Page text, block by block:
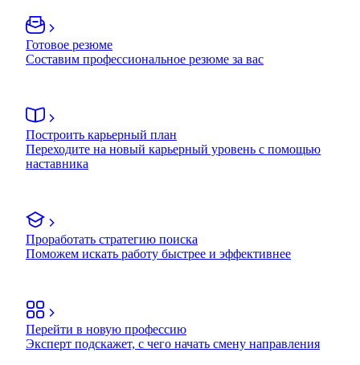
Готовое резюме
Составим профессиональное резюме за вас
Построить карьерный план
Переходите на новый карьерный уровень с помощью
наставника
Проработать стратегию поиска
Поможем искать работу быстрее и эффективнее
Перейти в новую профессию
Эксперт подскажет, с чего начать смену направления